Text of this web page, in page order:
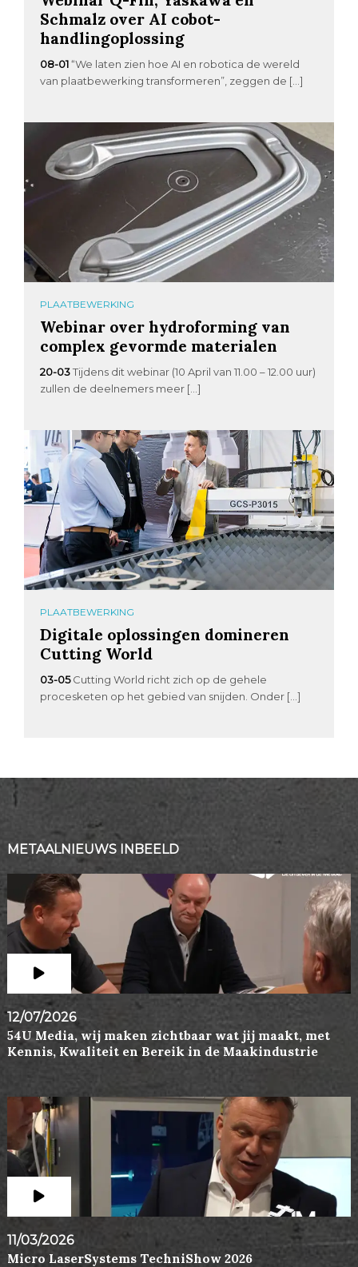
Schmalz over AI cobot-
handlingoplossing
08-01 “We laten zien hoe AI en robotica de wereld
van plaatbewerking transformeren”, zeggen de […]
PLAATBEWERKING
Webinar over hydroforming van
complex gevormde materialen
20-03 Tijdens dit webinar (10 April van 11.00 – 12.00 uur)
zullen de deelnemers meer […]
PLAATBEWERKING
Digitale oplossingen domineren
Cutting World
03-05 Cutting World richt zich op de gehele
procesketen op het gebied van snijden. Onder […]
METAALNIEUWS INBEELD
12/07/2026
54U Media, wij maken zichtbaar wat jij maakt, met
Kennis, Kwaliteit en Bereik in de Maakindustrie
11/03/2026
Micro LaserSystems TechniShow 2026